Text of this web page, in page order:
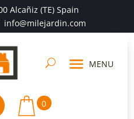
Alcañiz (TE) Spain
0